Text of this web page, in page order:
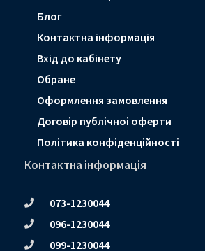
Блог
Контактна інформація
Вхід до кабінету
Обране
Оформлення замовлення
Договір публічноі оферти
Політика конфіденційності
Контактна інформація
073-1230044
096-1230044
099-1230044